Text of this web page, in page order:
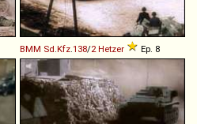
BMM Sd.Kfz.138/2 Hetzer Ep. 8